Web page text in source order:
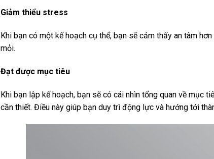
Giảm thiểu stress
Khi bạn có một kế hoạch cụ thể, bạn sẽ cảm thấy an tâm
mỏi.
Đạt được mục tiêu
Khi bạn lập kế hoạch, bạn sẽ có cái nhìn tổng quan về mục
cần thiết. Điều này giúp bạn duy trì động lực và hướng tới